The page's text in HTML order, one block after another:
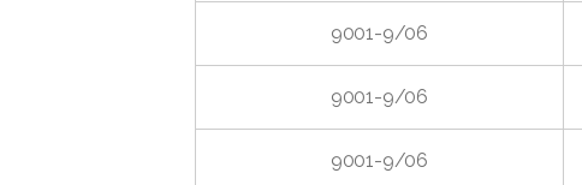
9001-9/06
9001-9/06
9001-9/06